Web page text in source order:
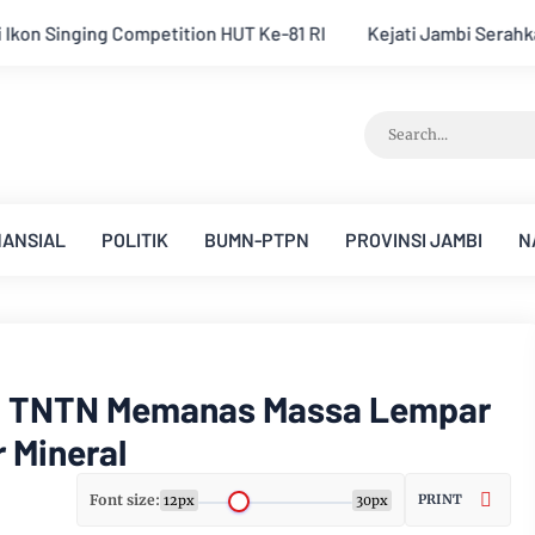
Kejati Jambi Serahkan Dua Tersangka Korupsi Pengadaan
POLITIK BUMN-PTPN PROVINSI JAMBI
Memanas Massa Lempar
Mineral
Font size: 12px 30px PRINT